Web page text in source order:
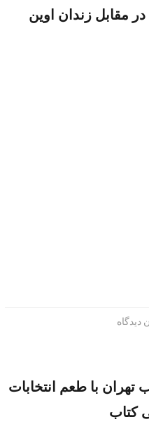
مقابل زندان اوین
دیدگاه
تهران با طعم انتخابات
کتاب